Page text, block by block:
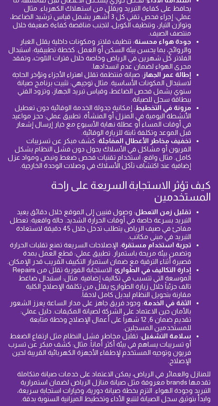
يحافظ على كفاءة التبريد ويقلل من استهلاك الكهرباء. مثال
عملي: إجراء فحص تقني كل 3 أشهر يشمل قياس ترشيد الضاغط،
وتوازن التيار، وتنظيف الكويل، لتجنب مناقصة كفاءة ضعيفة خلال
منتصف الصيف.
جودة هواء محسنة: تنظيف فلاتر ومكونات داخلية يقلل الغبار
والروائح، بما يحسن بيئة السكن أو العمل. كخطة تطبيقية: استبدال
الفلاتر كل شهرين في الرياض وخاصة خلال فترات التلوث، وتفقد
مجرى الهواء لضمان عدم انسدادها.
إطالة عمر الجهاز : صيانة منتظمة تقلل اهتراء الأجزاء وتؤخر الحاجة
لاستبدال المكونات الأساسية. مثال توجيهي: تثبيت برنامج صيانة
سنوي يشمل فحص الضاغط، وقياس تبريد الجهاز، وتزود الفني
ببطاقة سجل للصيانة.
مرونة في التخطيط: إمكانية جدولة الخدمة الوقائية دون تعطيل
الأنشطة اليومية في المنزل أو المنشأة. تطبيق عملي: حجز مواعيد
في أوقات المساء أو عطلة نهاية الأسبوع مع خيار إرسال إشعار
قبل الموعد وتكلفة ثابتة للزيارة الوقائية.
تخفيف مخاطر الأعطال المفاجئة: كشف مبكر عن تسريبات
الفريون أو مشاكل في الأسلاك يحول دون فشل النظام بشكل
كامل. مثال واقع: استخدام تقنيات فحص ضغط ونبض ومواد عزل
إضافية عند اكتشاف تآكل الأسلاك في وصلات الوحدة الخارجية.
كيف تؤثر الاستجابة السريعة على راحة
المستخدمين
تقليل زمن التعطل: وصول فنيين إلى الموقع خلال دقائق يعيد
التبريد بسرعة خاصة في أوقات الحرارة الشديد. حالة واقعية: تعطل
مفاجئ في صيف الرياض يتطلب تدخل خلال 45 دقيقة لاستعادة
التبريد في مبنى مكاتب.
تجربة استخدام مستقرة: الإصلاحات السريعة تمنع تقلبات الحرارة
وتضمن بيئة مريحة باستمرار. تطبيق عملي: قطع العمل بمدة
قصيرة أثناء الترقية مع ضمان استمرار التكييف القريب قدر الإمكان.
إدارة التكاليف في الطوارئ
: الاستجابة الفورية تقلل من Repairs
الموسعة التي تتسبب في تكاليف إضافية. مثال: استبدال ضاغط
تالف جزئياً خلال زيارة الطوارئ يقلل من تكلفة الإصلاح الكلية
مقارنة بتحويل النظام لبديل كامل لاحقاً.
الثقة في الخدمة: وجود فريق جاهز على مدار الساعة يعزز الشعور
بالأمان حين الاعتماد على الشركة لصيانة المكيفات. دليل عملي:
تقديم ضمان 6, 12 شهراً على أعمال الإصلاح وخطة متابعة
للمستخدمين المسجلين.
سلامة التشغيل: تقليل مخاطر فشل النظام مثل ارتفاع الضغط
أو تسريبات يساهم في بيئة أكثر أماناً. مثال: كشف مبكر عن تسرب
فريون وتوجيه المستخدم لإطفاء الأجهزة الكهربائية القريبة لحين
الإصلاح.
للمنازل والعمائر في الرياض، يمكن الاعتماد على خدمات صيانة متكاملة
تقدمها brands معروفة مثل صيانة منازل الرياض لضمان استمرارية
التبريد وجودة الهواء. التزم بخطة صيانة دورية، وخيارات استجابة سريعة،
وابدأ بتوثيق سجل الصيانة لتتبع الأداء وتخطيط الميزانية السنوية بدقة.